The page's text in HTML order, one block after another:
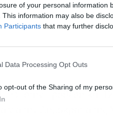
of your personal information
This information may also be
Participants that may further
Data Processing Opt Outs
opt-out of the Sharing of my
στην πρόθεση και
την Δημοκρατία της